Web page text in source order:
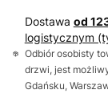
Dostawa od
logistycznym
Odbiór osobisty
drzwi, jest
Gdańsku,